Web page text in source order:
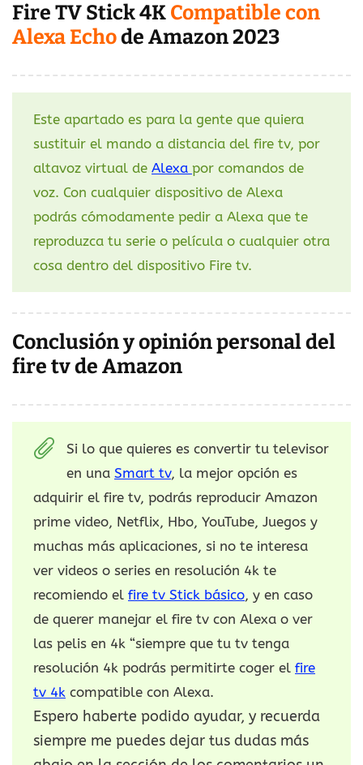
Fire TV Stick 4K Compatible con
Alexa Echode Amazon 2023
Este apartado es para la gente que quiera
sustituir el mando a distancia del fire tv, por
altavoz virtual de Alexa por comandos de
voz. Con cualquier dispositivo de Alexa
podrás cómodamente pedir a Alexa que te
reproduzca tu serie o película o cualquier otra
cosa dentro del dispositivo Fire tv.
Conclusión y opinión personal del
fire tv de Amazon
Si lo que quieres es convertir tu televisor
en una Smart tv, la mejor opción es
adquirir el fire tv, podrás reproducir Amazon
prime video, Netflix, Hbo, YouTube, Juegos y
muchas más aplicaciones, si no te interesa
ver videos o series en resolución 4k te
recomiendo el fire tv Stick básico, y en caso
de querer manejar el fire tv con Alexa o ver
las pelis en 4k “siempre que tu tv tenga
resolución 4k podrás permitirte coger el fire
tv 4k compatible con Alexa.
Espero haberte podido ayudar, y recuerda
siempre me puedes dejar tus dudas más